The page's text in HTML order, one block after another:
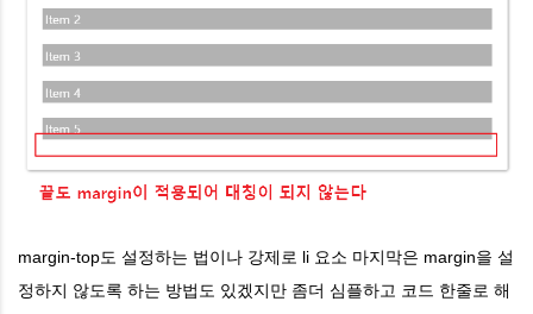
margin-top도 설정하는 법이나 강제로 li 요소 마지막은 margin을 설
정하지 않도록 하는 방법도 있겠지만 좀더 심플하고 코드 한줄로 해